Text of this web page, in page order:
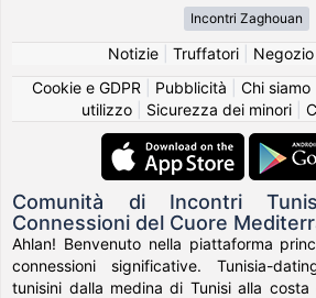
Incontri Zaghouan
Notizie| Truffatori| Negozio
Cookie e GDPR
Pubblicità Chi siamo|
utilizzo| Sicurezza dei minori|
Comunità di Incontri
Connessioni del Cuore
Ahlan! Benvenuto nella piattaforma
connessioni significative. Tunisia-
tunisini dalla medina di Tunisi alla